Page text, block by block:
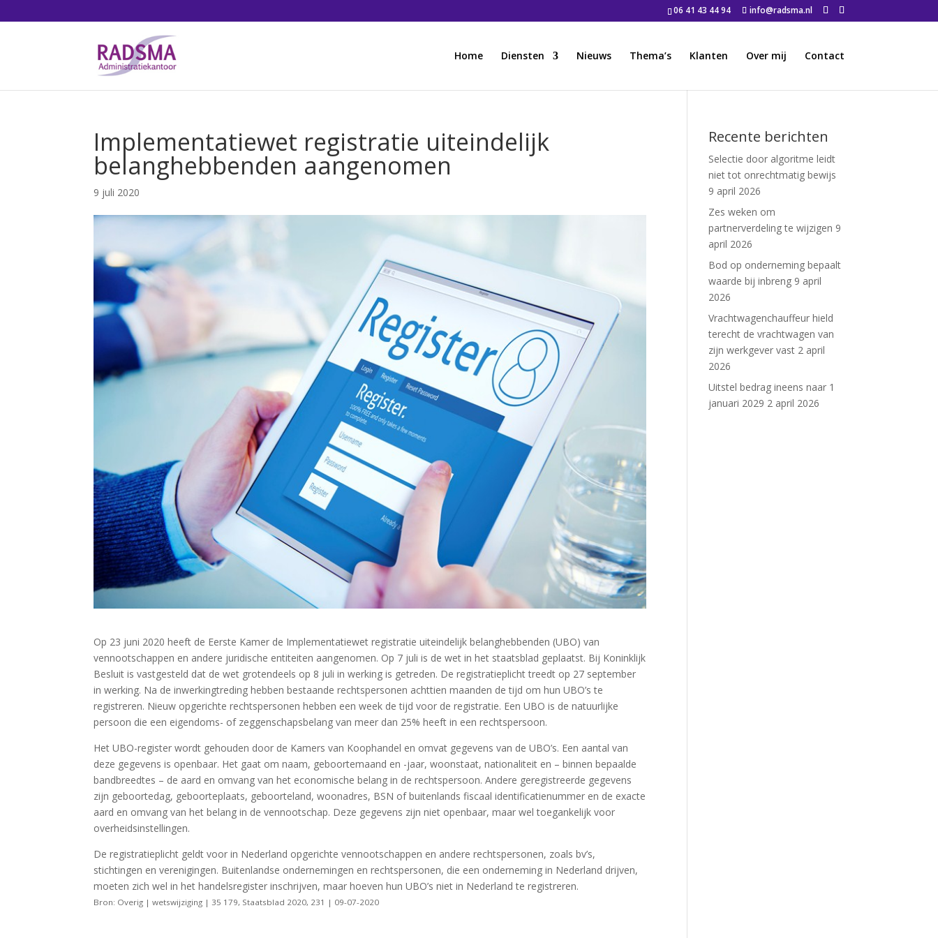
06 41 43 44 94 info@radsma.nl
Home Diensten Nieuws Thema’s Klanten Over mij Contact
Implementatiewet registratie uiteindelijk
belanghebbenden aangenomen
9 juli 2020
Op 23 juni 2020 heeft de Eerste Kamer de Implementatiewet registratie uiteindelijk belanghebbenden (UBO) van
vennootschappen en andere juridische entiteiten aangenomen. Op 7 juli is de wet in het staatsblad geplaatst. Bij Koninklijk
Besluit is vastgesteld dat de wet grotendeels op 8 juli in werking is getreden. De registratieplicht treedt op 27 september
in werking. Na de inwerkingtreding hebben bestaande rechtspersonen achttien maanden de tijd om hun UBO’s te
registreren. Nieuw opgerichte rechtspersonen hebben een week de tijd voor de registratie. Een UBO is de natuurlijke
persoon die een eigendoms- of zeggenschapsbelang van meer dan 25% heeft in een rechtspersoon.
Het UBO-register wordt gehouden door de Kamers van Koophandel en omvat gegevens van de UBO’s. Een aantal van
deze gegevens is openbaar. Het gaat om naam, geboortemaand en -jaar, woonstaat, nationaliteit en – binnen bepaalde
bandbreedtes – de aard en omvang van het economische belang in de rechtspersoon. Andere geregistreerde gegevens
zijn geboortedag, geboorteplaats, geboorteland, woonadres, BSN of buitenlands fiscaal identificatienummer en de exacte
aard en omvang van het belang in de vennootschap. Deze gegevens zijn niet openbaar, maar wel toegankelijk voor
overheidsinstellingen.
De registratieplicht geldt voor in Nederland opgerichte vennootschappen en andere rechtspersonen, zoals bv’s,
stichtingen en verenigingen. Buitenlandse ondernemingen en rechtspersonen, die een onderneming in Nederland drijven,
moeten zich wel in het handelsregister inschrijven, maar hoeven hun UBO’s niet in Nederland te registreren.
Bron: Overig | wetswijziging | 35 179, Staatsblad 2020, 231 | 09-07-2020
Recente berichten
Selectie door algoritme leidt
niet tot onrechtmatig bewijs
9 april 2026
Zes weken om
partnerverdeling te wijzigen 9
april 2026
Bod op onderneming bepaalt
waarde bij inbreng 9 april
2026
Vrachtwagenchauffeur hield
terecht de vrachtwagen van
zijn werkgever vast 2 april
2026
Uitstel bedrag ineens naar 1
januari 2029 2 april 2026